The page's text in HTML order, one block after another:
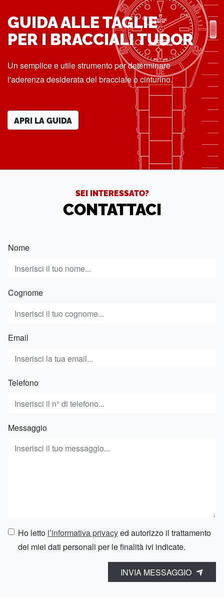
GUIDA ALLE TAGLIE
PER I BRACCIALI TUDOR
Un semplice e utile strumento per determinare
l'aderenza desiderata del bracciale o cinturino.
APRI LA GUIDA
SEI INTERESSATO?
CONTATTACI
Nome
Cognome
Email
Telefono
Messaggio
Ho letto l’informativa privacyed autorizzo il trattamento
dei miei dati personali per le finalità ivi indicate.
INVIA MESSAGGIO